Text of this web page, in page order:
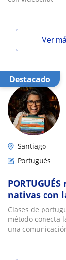
ver
Destacado
Santiago
Portugués
nativas con
Clases de
método conecta
una